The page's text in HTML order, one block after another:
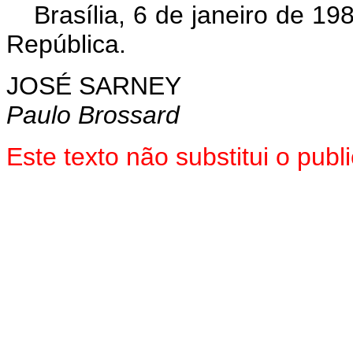
Brasília, 6 de janeiro de
República.
JOSÉ SARNEY
Paulo Brossard
Este texto não substitui o